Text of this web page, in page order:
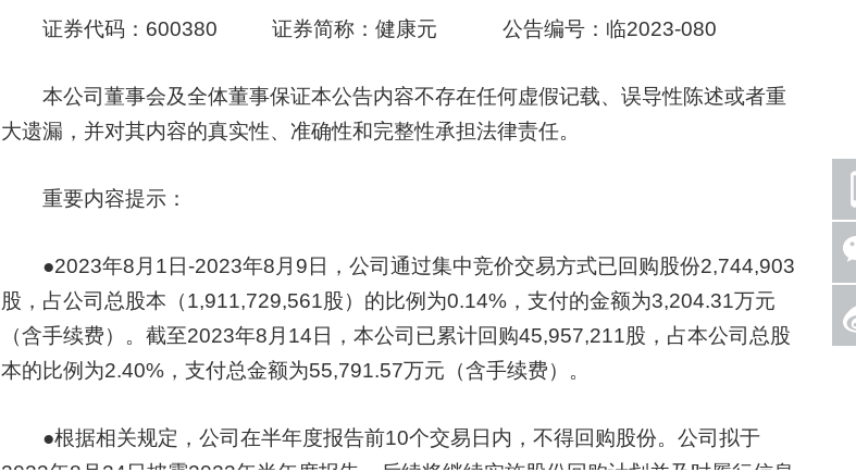
证券代码：600380 证券简称：健康元 公告编号：临2023-080
本公司董事会及全体董事保证本公告内容不存在任何虚假记载、误导性陈述或者重
大遗漏，并对其内容的真实性、准确性和完整性承担法律责任。
重要内容提示：
●2023年8月1日-2023年8月9日，公司通过集中竞价交易方式已回购股份2,744,903
股，占公司总股本（1,911,729,561股）的比例为0.14%，支付的金额为3,204.31万元
（含手续费）。截至2023年8月14日，本公司已累计回购45,957,211股，占本公司总股
本的比例为2.40%，支付总金额为55,791.57万元（含手续费）。
●根据相关规定，公司在半年度报告前10个交易日内，不得回购股份。公司拟于